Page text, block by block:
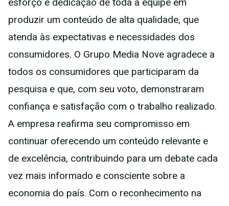
esforço e dedicação de toda a equipe em
produzir um conteúdo de alta qualidade, que
atenda às expectativas e necessidades dos
consumidores. O Grupo Media Nove agradece a
todos os consumidores que participaram da
pesquisa e que, com seu voto, demonstraram
confiança e satisfação com o trabalho realizado.
A empresa reafirma seu compromisso em
continuar oferecendo um conteúdo relevante e
de excelência, contribuindo para um debate cada
vez mais informado e consciente sobre a
economia do país. Com o reconhecimento na